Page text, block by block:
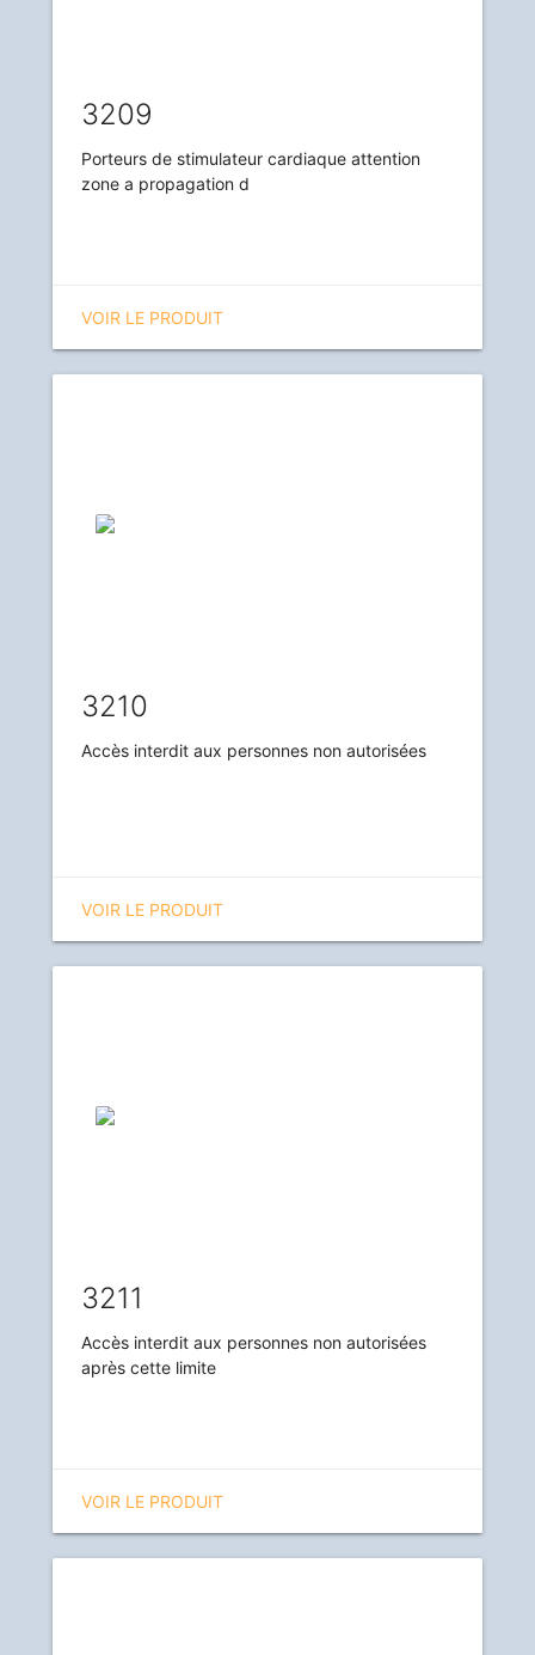
3209
Porteurs de stimulateur cardiaque attention
zone a propagation d
VOIR LE PRODUIT
3210
Accès interdit aux personnes non autorisées
VOIR LE PRODUIT
3211
Accès interdit aux personnes non autorisées
après cette limite
VOIR LE PRODUIT